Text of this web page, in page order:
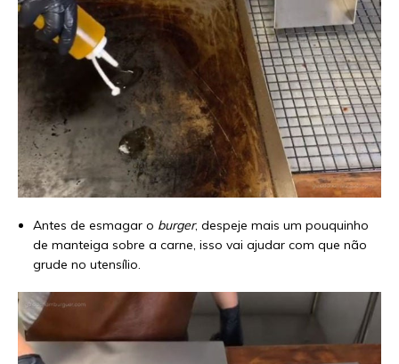
Antes de esmagar o burger, despeje mais um pouquinho
de manteiga sobre a carne, isso vai ajudar com que não
grude no utensílio.